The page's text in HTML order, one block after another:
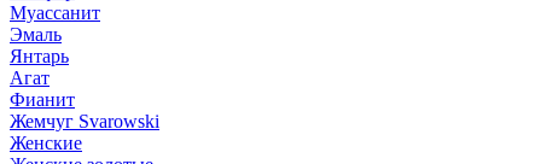
Муассанит
Эмаль
Янтарь
Агат
Фианит
Жемчуг Svarowski
Женские